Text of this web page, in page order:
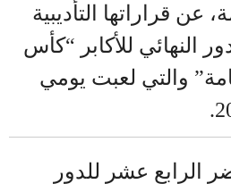
عن قراراتها التأديبية
النهائي للأكابر “كأس
والتي لعبت يومي
الرابع عشر للدور